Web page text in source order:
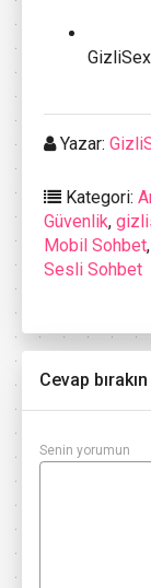
Yazar:
Kategori:
Güvenlik,
Mobil Sohbet,
Sesli Sohbet
Cevap bırakın
Senin yorumun